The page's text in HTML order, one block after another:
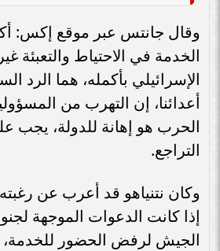
الخدمة في الاحتياط والتعبئة
الإسرائيلي بأكمله، هما الرد
أعدائنا، إن التهرب من
الحرب هو إهانة للدولة، يجب
التراجع.
وكان نتنياهو قد أعرب عن
إذا كانت الدعوات الموجهة
الجيش لرفض الحضور